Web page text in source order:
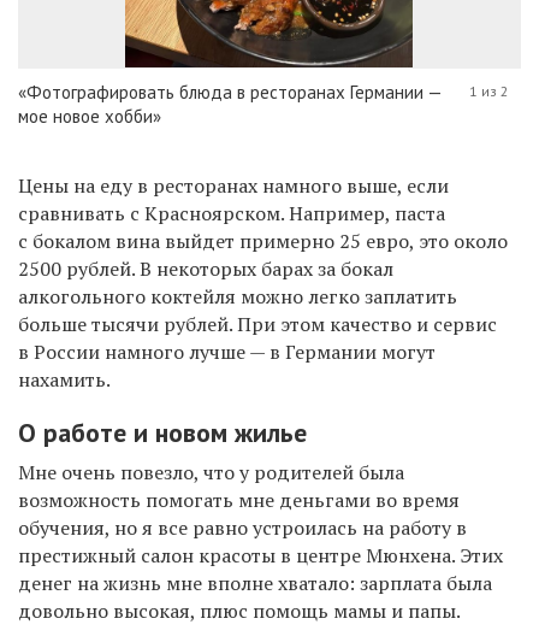
«Фотографировать блюда в ресторанах Германии —
мое новое хобби»
1 из 2
Цены на еду в ресторанах намного выше, если
сравнивать с Красноярском. Например, паста
с бокалом вина выйдет примерно 25 евро, это около
2500 рублей. В некоторых барах за бокал
алкогольного коктейля можно легко заплатить
больше тысячи рублей. При этом качество и сервис
в России намного лучше — в Германии могут
нахамить.
О работе и новом жилье
Мне очень повезло, что у родителей была
возможность помогать мне деньгами во время
обучения, но я все равно устроилась на работу в
престижный салон красоты в центре Мюнхена. Этих
денег на жизнь мне вполне хватало: зарплата была
довольно высокая, плюс помощь мамы и папы.